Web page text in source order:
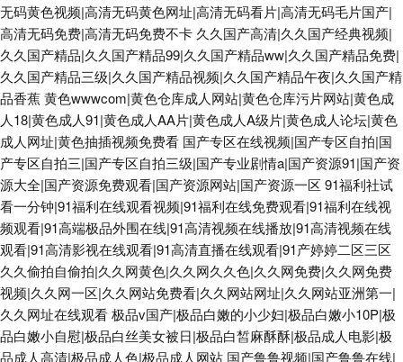
无码黄色视频|高清无码黄色网址|高清无码看片|高清无码毛片国产|
高清无码免费|高清无码免费不卡 久久国产高清|久久国产经典视频|
久久国产精品|久久国产精品99|久久国产精品ww|久久国产精品免费|
久久国产精品三级|久久国产精品视频|久久国产精品午夜|久久国产精
品香蕉黄色wwwcom|黄色仓库成人网站|黄色仓库污片网站|黄色成
人18|黄色成人91|黄色成人AA片|黄色成人A级片|黄色成人论坛|黄色
成人网址|黄色抽插视频免费看 国产专区在线视频|国产专区自拍|国
产专区自拍三|国产专区自拍三级|国产专业剧情a|国产资源91|国产资
源大全|国产资源免费观看|国产资源网站|国产资源一区 91福利社试
看一分钟|91福利在线观看视频|91福利在线免费观看|91福利在线视
频观看|91高端极品外围在线|91高清视频在线播放|91高清视频在线
观看|91高清影视在线观看|91高清直播在线观看|91产婷婷二区三区
久久偷拍自偷拍|久久网黄色|久久网久久色|久久网免费|久久网免费
视频|久久网一区|久久网站免费看|久久网站网址|久久网站亚洲第一|
久久网址在线观看极品v国产|极品白嫩的小少妇|极品白嫩小10P|极
品白嫩小自慰|极品白丝美女被日|极品白皙麻酥酥|极品成人电影|极
品成人高清|极品成人色|极品成人网站 国产鲁鲁视频|国产鲁鲁在线|